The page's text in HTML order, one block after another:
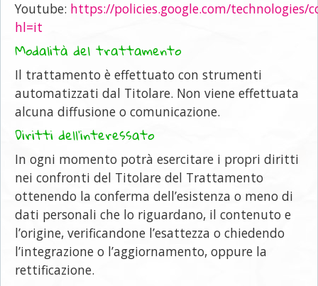
Youtube: https://policies.google.com/technologies/
hl=it
Modalità del trattamento
Il trattamento è effettuato con strumenti
automatizzati dal Titolare. Non viene effettuata
alcuna diffusione o comunicazione.
Diritti dell’interessato
In ogni momento potrà esercitare i propri diritti
nei confronti del Titolare del Trattamento
ottenendo la conferma dell’esistenza o meno di
dati personali che lo riguardano, il contenuto e
l’origine, verificandone l’esattezza o chiedendo
l’integrazione o l’aggiornamento, oppure la
rettificazione.